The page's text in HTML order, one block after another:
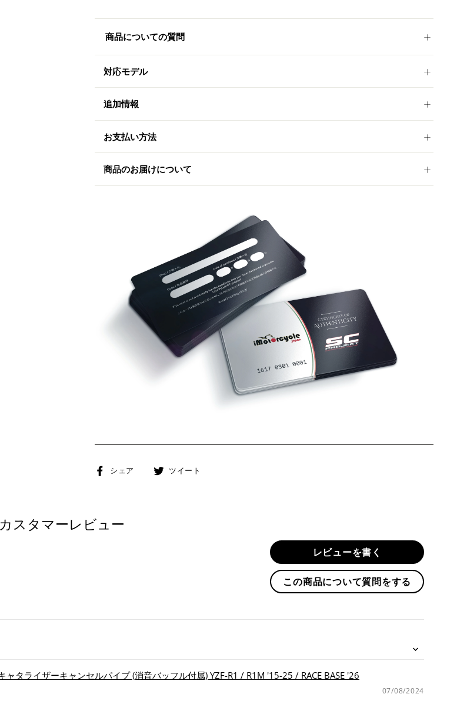
商品についての質問
対応モデル
追加情報
お支払い方法
商品のお届けについて
シェア
Facebookツイート
カスタマーレビュー
レビューを書く
この商品について質問をする
SC-PROJECT - SC1-R スリップオンサイレンサー & 2-1 フルチタン キャタライザーキャンセルパイプ (消音バッフル付属) YZF-R1 / R1M '15-25 / RACE BASE '26
07/08/2024